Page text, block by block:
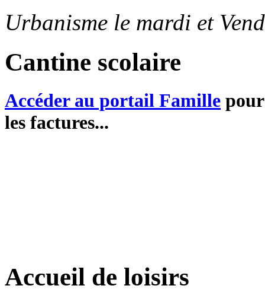
Urbanisme le mardi et
Cantine scolaire
Accéder au portail Famille
les factures...
Accueil de loisirs